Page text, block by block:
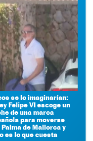
se lo imaginarían:
Felipe VI escoge un
de una marca
para moverse
de Mallorca y
es lo que cuesta